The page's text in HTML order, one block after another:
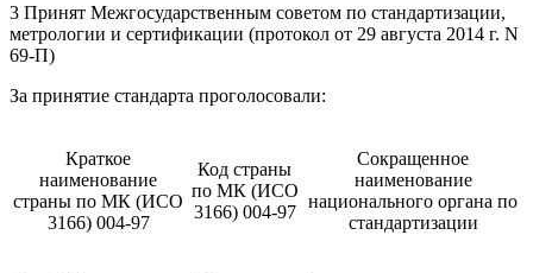
3 Принят Межгосударственным советом по стандартизации,
метрологии и сертификации (протокол от 29 августа 2014 г. N
69-П)
За принятие стандарта проголосовали:
Краткое
наименование
страны по МК (ИСО
3166) 004-97
Код страны
по МК (ИСО
3166) 004-97
Сокращенное
наименование
национального органа по
стандартизации